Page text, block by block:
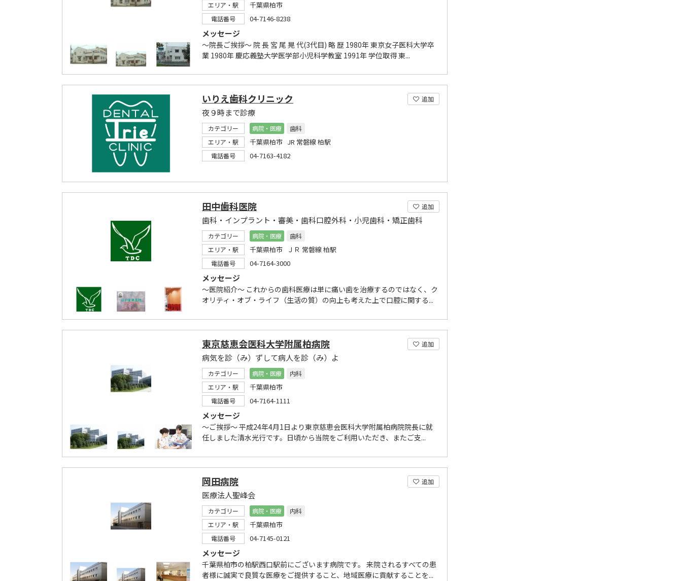
エリア・駅
千葉県柏市
電話番号 04-7146-8238
メッセージ
～院長ご挨拶～ 院 長 宮 尾 晃 代(3代目) 略 歴 1980年 東京女子医科大学卒
業 1980年 慶応義塾大学医学部小児科学教室 1991年 学位取得 東...
追加
いりえ歯科クリニック
夜９時まで診療
カテゴリー 病院・医療
歯科
エリア・駅
千葉県柏市 JR 常磐線 柏駅
電話番号 04-7163-4182
追加
田中歯科医院
歯科・インプラント・審美・歯科口腔外科・小児歯科・矯正歯科
カテゴリー 病院・医療
歯科
エリア・駅
千葉県柏市 ＪＲ 常磐線 柏駅
電話番号 04-7164-3000
メッセージ
～医院紹介～ これからの歯科医療は単に痛い歯を治療するのではなく、ク
オリティ・オブ・ライフ（生活の質）の向上も考えた上で口腔に関する...
追加
東京慈恵会医科大学附属柏病院
病気を診（み）ずして病人を診（み）よ
カテゴリー 病院・医療
内科
エリア・駅
千葉県柏市
電話番号 04-7164-1111
メッセージ
～ご挨拶～ 平成24年4月1日より東京慈恵会医科大学附属柏病院院長に就
任しました清水光行です。日頃から当院をご利用いただき、またご支...
追加
岡田病院
医療法人聖峰会
カテゴリー 病院・医療
内科
エリア・駅
千葉県柏市
電話番号 04-7145-0121
メッセージ
千葉県柏市の柏駅西口駅前にございます病院です。 来院されるすべての患
者様に誠実で良質な医療をご提供すること、地域医療に貢献することを...